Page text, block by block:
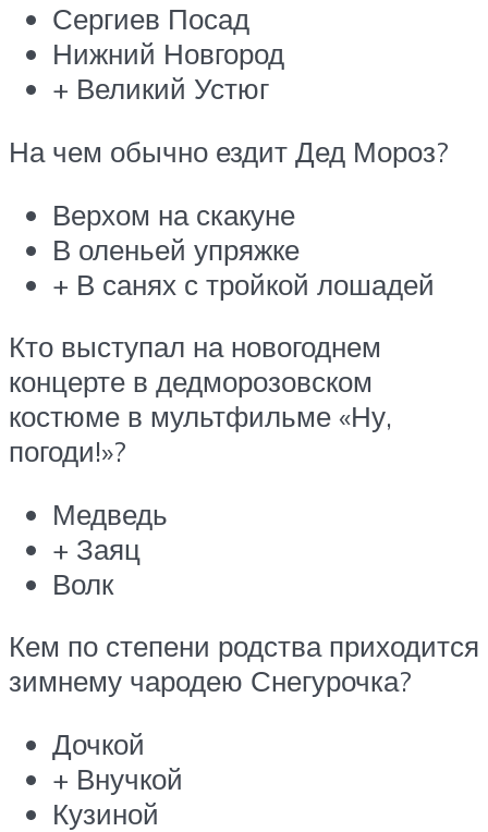
Сергиев Посад
Нижний Новгород
+ Великий Устюг
На чем обычно ездит Дед Мороз?
Верхом на скакуне
В оленьей упряжке
+ В санях с тройкой лошадей
Кто выступал на новогоднем
концерте в дедморозовском
костюме в мультфильме «Ну,
погоди!»?
Медведь
+ Заяц
Волк
Кем по степени родства приходится
зимнему чародею Снегурочка?
Дочкой
+ Внучкой
Кузиной